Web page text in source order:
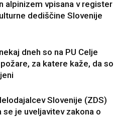
alpinizem vpisana v register
dediščine Slovenije
dneh so na PU Celje
za katere kaže, da so
Slovenije (ZDS)
se je uveljavitev zakona o